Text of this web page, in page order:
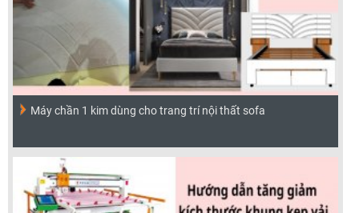
Máy chần 1 kim dùng cho trang trí nội thất sofa